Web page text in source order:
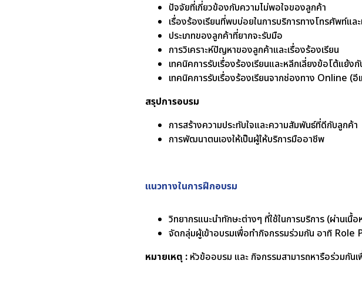
ปัจจัยที่เกี่ยวข้องกับความไม่พอใจของลูกค้า
เรื่องร้องเรียนที่พบบ่อยในการบริการทางโทรศัพท์แล
ประเภทของลูกค้าที่ยากจะรับมือ
การวิเคราะห์ปัญหาของลูกค้าและเรื่องร้องเรียน
เทคนิคการรับเรื่องร้องเรียนและหลีกเลี่ยงข้อโต้แย้ง
เทคนิคการรับเรื่องร้องเรียนจากช่องทาง Online (อี
สรุปการอบรม
การสร้างความประทับใจและความสัมพันธ์ที่ดีกับลูกค้า
การพัฒนาตนเองให้เป็นผู้ให้บริการมืออาชีพ
แนวทางในการฝึกอบรม
วิทยากรแนะนำทักษะต่างๆ ที่ใช้ในการบริการ (ผ่านเนื้
จัดกลุ่มผู้เข้าอบรมเพื่อทำกิจกรรมร่วมกัน อาทิ Role
หมายเหตุ : หัวข้ออบรม และ กิจกรรมสามารถหารือร่วมกัน